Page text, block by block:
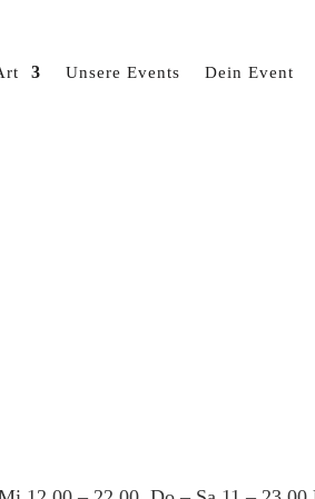
Unsere Events Dein Event